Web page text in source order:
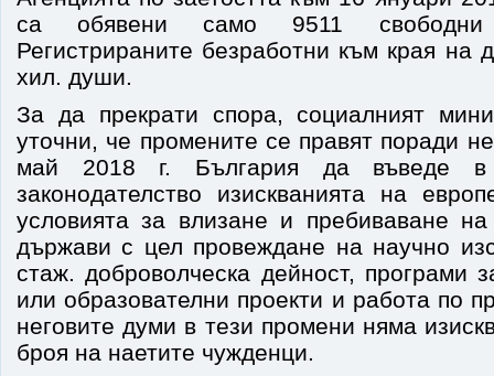
са обявени само 9511 свободни
Регистрираните безработни към края на
хил. души.
За да прекрати спора, социалният
уточни, че промените се правят поради
май 2018 г. България да въведе в
законодателство изискванията на
условията за влизане и пребиваване
държави с цел провеждане на научно
стаж. доброволческа дейност, програми
или образователни проекти и работа по
неговите думи в тези промени няма
броя на наетите чужденци.